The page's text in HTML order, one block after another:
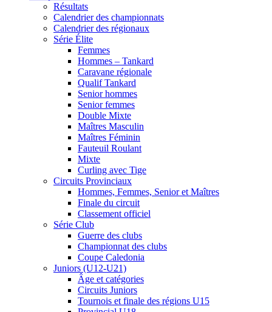
Résultats
Calendrier des championnats
Calendrier des régionaux
Série Élite
Femmes
Hommes – Tankard
Caravane régionale
Qualif Tankard
Senior hommes
Senior femmes
Double Mixte
Maîtres Masculin
Maîtres Féminin
Fauteuil Roulant
Mixte
Curling avec Tige
Circuits Provinciaux
Hommes, Femmes, Senior et Maîtres
Finale du circuit
Classement officiel
Série Club
Guerre des clubs
Championnat des clubs
Coupe Caledonia
Juniors (U12-U21)
Âge et catégories
Circuits Juniors
Tournois et finale des régions U15